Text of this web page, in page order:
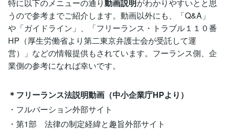
特に以下のメニューの通り動画説明がわかりやすいとと思
うので参考までご紹介します。動画以外にも、「Q&A」
や「ガイドライン」、「フリーランス・トラブル１１０番
HP（厚生労働省より第二東京弁護士会が受託して運
営）」などの情報提供もされています。フーランス側、企
業側の参考になれば幸いです。
＊フリーランス法説明動画（中小企業庁HPより）
・フルバーション外部サイト
・第1部 法律の制定経緯と趣旨外部サイト